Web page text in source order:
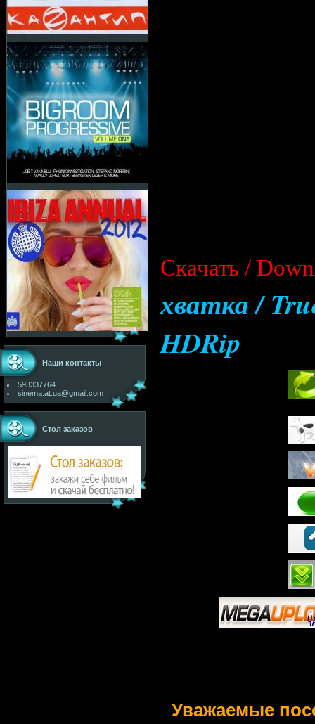
Наши контакты
593337764
sinema.at.ua@gmail.com
Стол заказов
Cкачать /
хватка /
HDRip
Уважаемые